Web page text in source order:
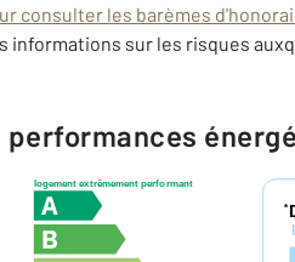
consulter les barèmes
informations sur les risques
performances
logement extrêmement performant
*